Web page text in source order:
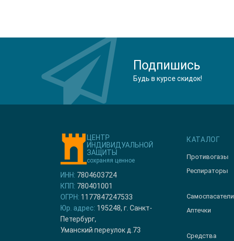
Подпишись
Будь в курсе скидок!
ЦЕНТР
ИНДИВИДУАЛЬНОЙ
ЗАЩИТЫ
сохраняя ценное
ИНН: 7804603724
КПП: 780401001
ОГРН: 1177847247533
Юр. адрес: 195248, г. Санкт-
Петербург,
Уманский переулок д.73
КАТАЛОГ
Противогазы
Респираторы
Самоспасатели
Аптечки
Средства